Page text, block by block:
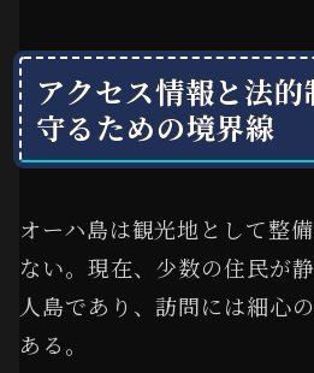
アクセス情報と法
守るための境界線
オーハ島は観光地として整
ない。現在、少数の住民が
人島であり、訪問には細心
ある。